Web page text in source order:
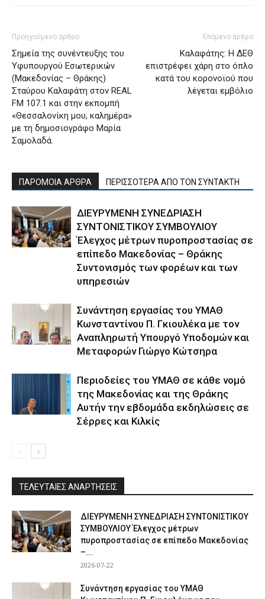
Προηγούμενο άρθρο
Σημεία της συνέντευξης του
Υφυπουργού Εσωτερικών
(Μακεδονίας – Θράκης)
Σταύρου Καλαφάτη στον REAL
FM 107.1 και στην εκπομπή
«Θεσσαλονίκη μου, καλημέρα»
με τη δημοσιογράφο Μαρία
Σαμολαδά.
Επόμενο άρθρο
Καλαφάτης: Η ΔΕΘ
επιστρέφει χάρη στο όπλο
κατά του κορονοϊού που
λέγεται εμβόλιο
ΠΑΡΟΜΟΙΑ ΑΡΘΡΑ ΠΕΡΙΣΣΟΤΕΡΑ ΑΠΟ ΤΟΝ ΣΥΝΤΑΚΤΗ
ΔΙΕΥΡΥΜΕΝΗ ΣΥΝΕΔΡΙΑΣΗ
ΣΥΝΤΟΝΙΣΤΙΚΟΥ ΣΥΜΒΟΥΛΙΟΥ
Έλεγχος μέτρων πυροπροστασίας σε
επίπεδο Μακεδονίας – Θράκης
Συντονισμός των φορέων και των
υπηρεσιών
Συνάντηση εργασίας του ΥΜΑΘ
Κωνσταντίνου Π. Γκιουλέκα με τον
Αναπληρωτή Υπουργό Υποδομών και
Μεταφορών Γιώργο Κώτσηρα
Περιοδείες του ΥΜΑΘ σε κάθε νομό
της Μακεδονίας και της Θράκης
Αυτήν την εβδομάδα εκδηλώσεις σε
Σέρρες και Κιλκίς
ΤΕΛΕΥΤΑΙΕΣ ΑΝΑΡΤΗΣΕΙΣ
ΔΙΕΥΡΥΜΕΝΗ ΣΥΝΕΔΡΙΑΣΗ ΣΥΝΤΟΝΙΣΤΙΚΟΥ
ΣΥΜΒΟΥΛΙΟΥ Έλεγχος μέτρων
πυροπροστασίας σε επίπεδο Μακεδονίας
–...
2026-07-22
Συνάντηση εργασίας του ΥΜΑΘ